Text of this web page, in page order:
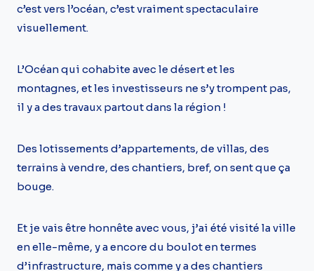
c’est vers l’océan, c’est vraiment spectaculaire
visuellement.
L’Océan qui cohabite avec le désert et les
montagnes, et les investisseurs ne s’y trompent pas,
il y a des travaux partout dans la région !
Des lotissements d’appartements, de villas, des
terrains à vendre, des chantiers, bref, on sent que ça
bouge.
Et je vais être honnête avec vous, j’ai été visité la ville
en elle-même, y a encore du boulot en termes
d’infrastructure, mais comme y a des chantiers